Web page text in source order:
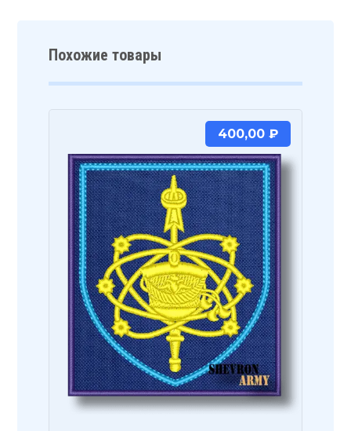
Похожие товары
400,00 ₽